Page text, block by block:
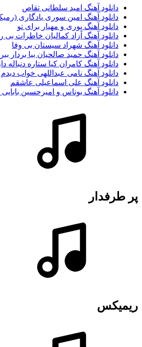
دانلود آهنگ امید سلطانی تقاص
دانلود آهنگ امین سوری یادگاری
دانلود آهنگ پوری و مهیار برای تو
دانلود آهنگ آزاد کمالیان خاطرات بی
دانلود آهنگ شهراد سیستان بی وفا
دانلود آهنگ حمید صالحیان بیا بردار ببر
دانلود آهنگ کامران کیا ستاره دنباله دار
دانلود آهنگ نامی عبداللهی خواب دیدم
دانلود آهنگ علی اسماعیلی عاشقم
دانلود آهنگ یوناس و امیرحسین بابایی
پر طرفدار
ریمیکس